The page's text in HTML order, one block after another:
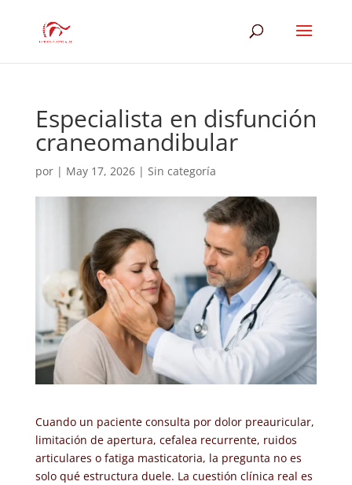
Especialista en disfunción
craneomandibular
por | May 17, 2026| Sin categoría
Cuando un paciente consulta por dolor preauricular,
limitación de apertura, cefalea recurrente, ruidos
articulares o fatiga masticatoria, la pregunta no es
solo qué estructura duele. La cuestión clínica real es